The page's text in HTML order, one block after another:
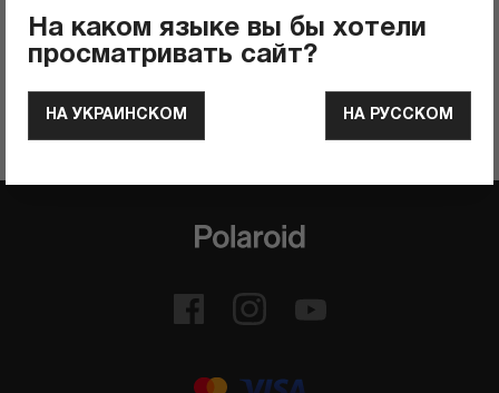
ОСТАВИТЬ ОТЗЫВ
На каком языке вы бы хотели
просматривать сайт?
НА УКРАИНСКОМ НА РУССКОМ